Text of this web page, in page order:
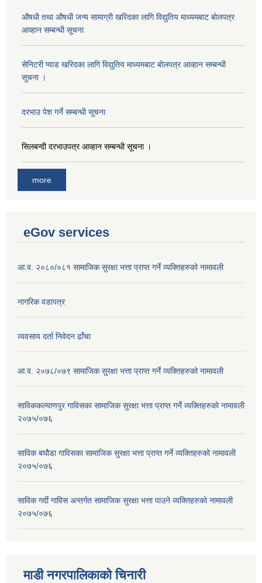
औषधी तथा औषधी जन्य सामाग्री खरिदका लागि विद्युतिय माध्यमबाट बोलपत्र
आव्हान सम्बन्धी सूचना
सेनिटरी प्याड खरिदका लागि विद्युतिय माध्यमबाट बोलपत्र आव्हान सम्बन्धी
सूचना ।
दरभाउ पेश गर्ने सम्बन्धी सूचना
सिलबन्दी दरभाउपत्र आव्हान सम्बन्धी सूचना ।
more
eGov services
आ.व. २०८०/०८१ सामाजिक सुरक्षा भत्ता प्राप्त गर्ने व्यक्तिहरुको नामावली
नागरिक वडापत्र
व्यवसाय दर्ता निवेदन ढाँचा
आ.व. २०७८/०७९ सामाजिक सुरक्षा भत्ता प्राप्त गर्ने व्यक्तिहरुको नामावली
साविककल्याणपुर गाविसका सामाजिक सुरक्षा भत्ता प्राप्त गर्ने व्यक्तिहरुको नामावली
२०७५/०७६
साविक बघौडा गाविसका सामाजिक सुरक्षा भत्ता प्राप्त गर्ने व्यक्तिहरुको नामावली
२०७५/०७६
साविक गर्दी गाविस अन्तर्गत सामाजिक सुरक्षा भत्ता पाउने व्यक्तिहरुको नामावली
२०७५/०७६
माडी नगरपालिकाको चिनारी